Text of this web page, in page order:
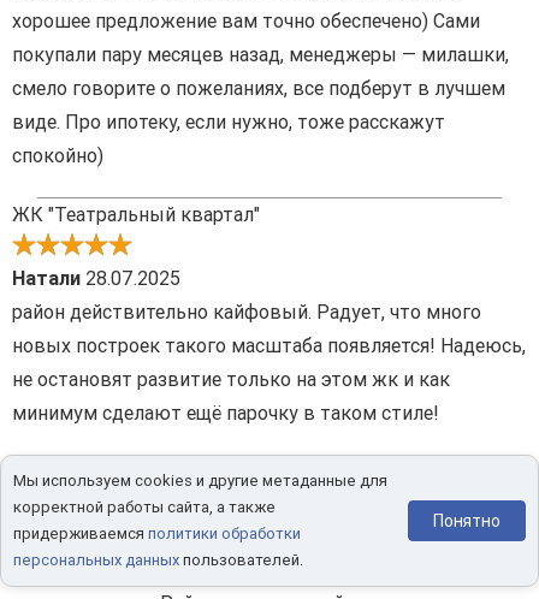
хорошее предложение вам точно обеспечено) Сами
покупали пару месяцев назад, менеджеры — милашки,
смело говорите о пожеланиях, все подберут в лучшем
виде. Про ипотеку, если нужно, тоже расскажут
спокойно)
ЖК "Театральный квартал"
Натали 28.07.2025
район действительно кайфовый. Радует, что много
новых построек такого масштаба появляется! Надеюсь,
не остановят развитие только на этом жк и как
минимум сделают ещё парочку в таком стиле!
ЖК "Кристалл Трилогия" (Crystal)
Марина 23.07.2025
переезжайте, будем соседями, я как раз в 8 корпусе
Мы используем cookies и другие метаданные для
корректной работы сайта, а также
придерживаемся политики обработки
персональных данных пользователей.
Понятно